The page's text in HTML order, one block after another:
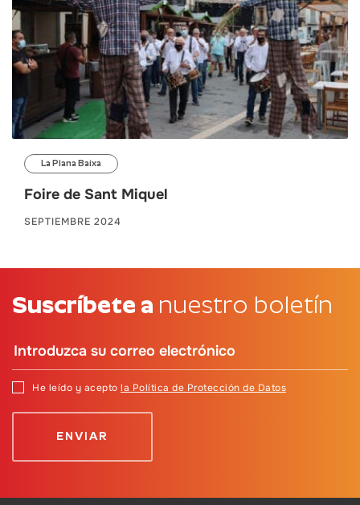
La Plana Baixa
Foire de Sant Miquel
SEPTIEMBRE 2024
Suscríbete a nuestro boletín
He leído y acepto la Política de Protección de Datos